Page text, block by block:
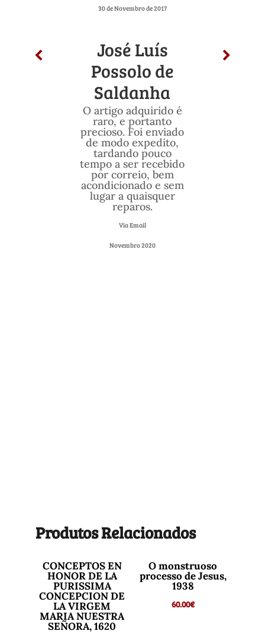
30 de Novembro de 2017
José Luís
Possolo de
Saldanha
O artigo adquirido é
raro, e portanto
precioso. Foi enviado
de modo expedito,
tardando pouco
tempo a ser recebido
por correio, bem
acondicionado e sem
lugar a quaisquer
reparos.
Via Email
Novembro 2020
Produtos Relacionados
CONCEPTOS EN
HONOR DE LA
PURISSIMA
CONCEPCION DE
LA VIRGEM
MARIA NUESTRA
SEÑORA, 1620
O monstruoso
processo de Jesus,
1938
60.00€